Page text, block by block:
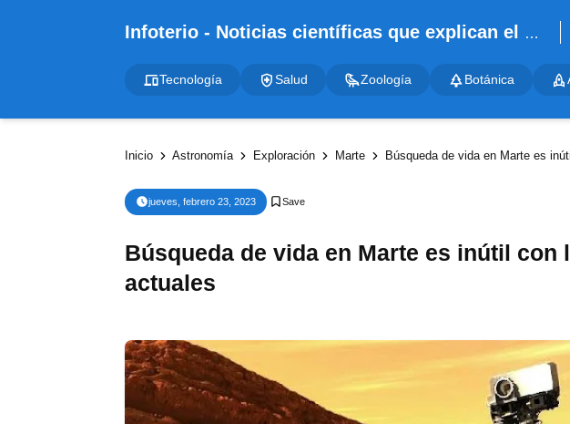
Infoterio - Noticias científicas que explican el mundo
Tecnología Salud Zoología Botánica
Inicio Astronomía Exploración Marte Búsqueda de vida en Marte es
jueves, febrero 23, 2023
Búsqueda de vida en Marte es inútil con
actuales